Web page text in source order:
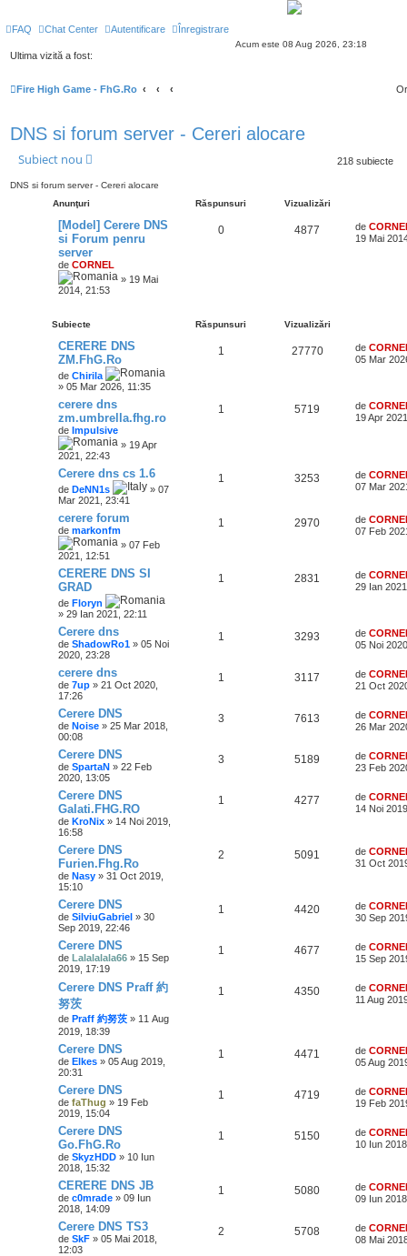
FAQ Chat Center Autentificare Înregistrare
Acum este 08 Aug 2026, 23:18
Ultima vizită a fost:
Fire High Game - FhG.Ro
DNS si forum server - Cereri alocare
Subiect nou 218 subiecte
DNS si forum server - Cereri alocare
Anunţuri
Răspunsuri Vizualizări
[Model] Cerere DNS
si Forum penru
server
de CORNEL
» 19 Mai
2014, 21:53
0 4877 de
19 Mai
Subiecte Răspunsuri Vizualizări
CERERE DNS
ZM.FhG.Ro
de Chirila
» 05 Mar 2026, 11:35
1 27770 de
05 Mar
cerere dns
zm.umbrella.fhg.ro
de Impulsive
» 19 Apr
2021, 22:43
1 5719 de
19 Apr
Cerere dns cs 1.6
de DeNN1s
» 07
Mar 2021, 23:41
1 3253 de
07 Mar
cerere forum
de markonfm
» 07 Feb
2021, 12:51
1 2970 de
07 Feb
CERERE DNS SI
GRAD
de Floryn
» 29 Ian 2021, 22:11
1 2831 de
29 Ian
Cerere dns
de ShadowRo1 » 05 Noi
2020, 23:28
1 3293 de
05 Noi
cerere dns
de 7up » 21 Oct 2020,
17:26
1 3117 de
21 Oct
Cerere DNS
de Noise » 25 Mar 2018,
00:08
3 7613 de
26 Mar
Cerere DNS
de SpartaN » 22 Feb
2020, 13:05
3 5189 de
23 Feb
Cerere DNS
Galati.FHG.RO
de KroNix » 14 Noi 2019,
16:58
1 4277 de
14 Noi
Cerere DNS
Furien.Fhg.Ro
de Nasy » 31 Oct 2019,
15:10
2 5091 de
31 Oct
Cerere DNS
de SilviuGabriel » 30
Sep 2019, 22:46
1 4420 de
30 Sep
Cerere DNS
de Lalalalala66 » 15 Sep
2019, 17:19
1 4677 de
15 Sep
Cerere DNS Praff 約
努茨
de Praff 約努茨 » 11 Aug
2019, 18:39
1 4350 de
11 Aug
Cerere DNS
de Elkes » 05 Aug 2019,
20:31
1 4471 de
05 Aug
Cerere DNS
de faThug » 19 Feb
2019, 15:04
1 4719 de
19 Feb
Cerere DNS
Go.FhG.Ro
de SkyzHDD » 10 Iun
2018, 15:32
1 5150 de
10 Iun
CERERE DNS JB
de c0mrade » 09 Iun
2018, 14:09
1 5080 de
09 Iun
Cerere DNS TS3
de SkF » 05 Mai 2018,
12:03
2 5708 de
08 Mai